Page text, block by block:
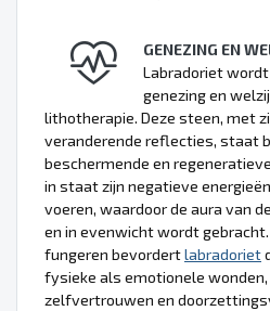
GENEZING EN
Labradoriet
genezing en
lithotherapie. Deze steen, met
veranderende reflecties, staat
beschermende en
in staat zijn negatieve
voeren, waardoor de aura van
en in evenwicht wordt
fungeren bevordertlabradoriet
fysieke als emotionele
zelfvertrouwen en